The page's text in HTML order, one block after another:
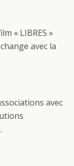
« LIBRES »
avec la
avec